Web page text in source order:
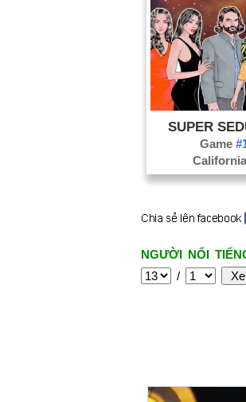
SUPER
Game
California
NGƯỜI NỔI
/